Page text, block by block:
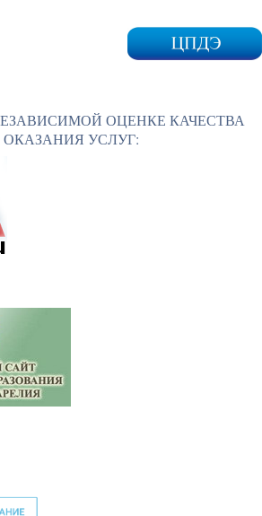
ОЦЕНКЕ КАЧЕСТВА
ОКАЗАНИЯ УСЛУГ: